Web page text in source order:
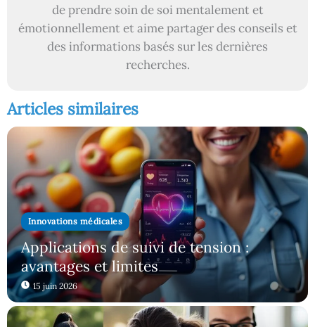
de prendre soin de soi mentalement et
émotionnellement et aime partager des conseils et
des informations basés sur les dernières
recherches.
Articles similaires
Innovations médicales
Applications de suivi de tension :
avantages et limites
15 juin 2026